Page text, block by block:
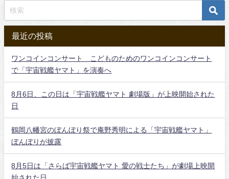
最近の投稿
ワンコインコンサート こどものためのワンコインコンサート
で「宇宙戦艦ヤマト」を演奏へ
8月6日、この日は「宇宙戦艦ヤマト 劇場版」が上映開始された
日
鶴岡八幡宮のぼんぼり祭で庵野秀明による「宇宙戦艦ヤマト」
ぼんぼりが披露
8月5日は「さらば宇宙戦艦ヤマト 愛の戦士たち」が劇場上映開
始された日